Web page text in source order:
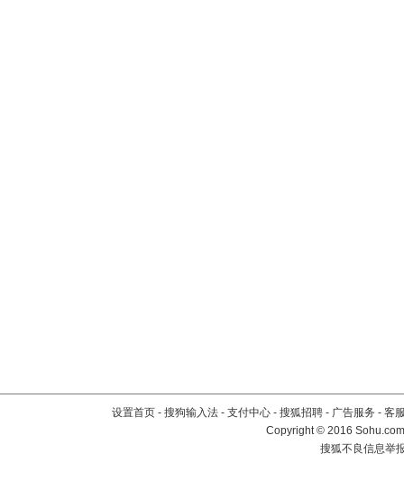
设置首页 - 搜狗输入法 - 支付中心 - 搜狐招聘 - 广告服务 - 客
Copyright©2016
搜狐不良信息举